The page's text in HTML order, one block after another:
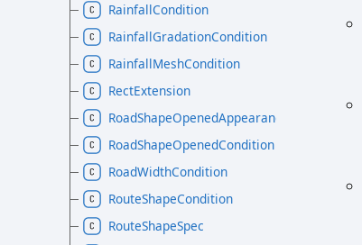
RainfallCondition
RainfallGradationCondition
RainfallMeshCondition
RectExtension
RoadShapeOpenedAppearance
RoadShapeOpenedCondition
RoadWidthCondition
RouteShapeCondition
RouteShapeSpec